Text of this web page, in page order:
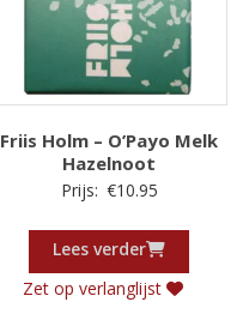
Friis Holm – O’Payo Melk
Hazelnoot
Prijs: €10.95
Lees verder
Zet op verlanglijst